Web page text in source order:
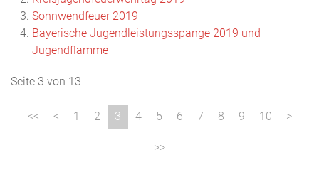
Sonnwendfeuer 2019
Bayerische Jugendleistungsspange 2019 und
Jugendflamme
Seite 3 von 13
1 2 3 4 5 6 7 8 9 10